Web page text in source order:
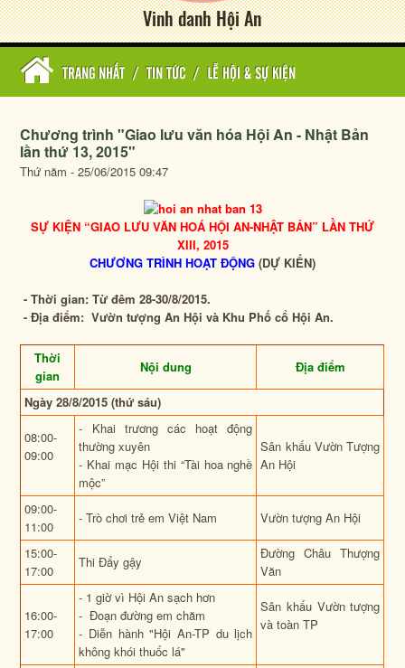
Vinh danh Hội An
TRANG NHẤT / TIN TỨC / LỄ HỘI & SỰ KIỆN
Chương trình "Giao lưu văn hóa Hội An - Nhật Bản
lần thứ 13, 2015"
Thứ năm - 25/06/2015 09:47
SỰ KIỆN “GIAO LƯU VĂN HOÁ HỘI AN-NHẬT BẢN” LẦN THỨ
XIII, 2015
CHƯƠNG TRÌNH HOẠT ĐỘNG (DỰ KIẾN)
- Thời gian: Từ đêm 28-30/8/2015.
- Địa điểm: Vườn tượng An Hội và Khu Phố cổ Hội An.
Thời
gian
Nội dung Địa điểm
Ngày 28/8/2015 (thứ sáu)
08:00-
09:00
- Khai trương các hoạt động
thường xuyên
- Khai mạc Hội thi “Tài hoa nghề
mộc”
Sân khấu Vườn Tượng
An Hội
09:00-
11:00
- Trò chơi trẻ em Việt Nam Vườn tượng An Hội
15:00-
17:00
Thi Đẩy gậy
Đường Châu Thượng
Văn
16:00-
17:00
- 1 giờ vì Hội An sạch hơn
- Đoạn đường em chăm
- Diễn hành "Hội An-TP du lịch
không khói thuốc lá"
Sân khấu Vườn tượng
và toàn TP